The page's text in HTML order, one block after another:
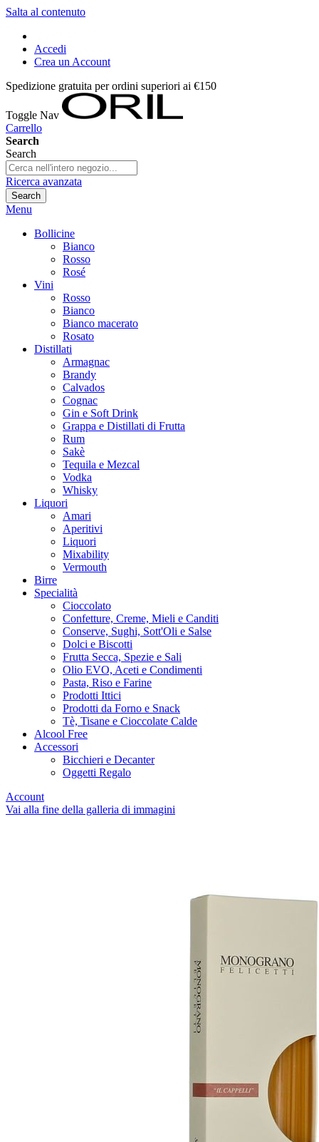
Salta al contenuto
Accedi
Crea un Account
Spedizione gratuita per ordini superiori ai €150
Toggle Nav
Carrello
Search
Search
Ricerca avanzata
Search
Menu
Bollicine
Bianco
Rosso
Rosé
Vini
Rosso
Bianco
Bianco macerato
Rosato
Distillati
Armagnac
Brandy
Calvados
Cognac
Gin e Soft Drink
Grappa e Distillati di Frutta
Rum
Sakè
Tequila e Mezcal
Vodka
Whisky
Liquori
Amari
Aperitivi
Liquori
Mixability
Vermouth
Birre
Specialità
Cioccolato
Confetture, Creme, Mieli e Canditi
Conserve, Sughi, Sott'Oli e Salse
Dolci e Biscotti
Frutta Secca, Spezie e Sali
Olio EVO, Aceti e Condimenti
Pasta, Riso e Farine
Prodotti Ittici
Prodotti da Forno e Snack
Tè, Tisane e Cioccolate Calde
Alcool Free
Accessori
Bicchieri e Decanter
Oggetti Regalo
Account
Vai alla fine della galleria di immagini